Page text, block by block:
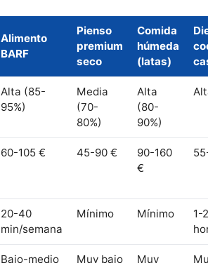
Alimento
BARF
Pienso
premium
seco
Comida
húmeda
(latas)
Alta (85-
95%)
Media
(70-
80%)
Alta
(80-
90%)
60-105 € 45-90 €
90-160
€
20-40
min/semana
Mínimo Mínimo
1-2
Bajo-medio
Muy bajo
Muy